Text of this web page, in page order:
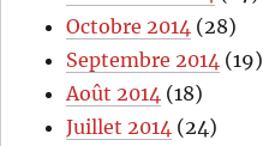
Octobre 2014 (28)
Septembre 2014 (19)
Août 2014 (18)
Juillet 2014 (24)